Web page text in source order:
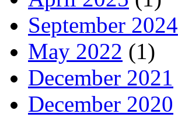
September 2024
May 2022 (1)
December 2021
December 2020